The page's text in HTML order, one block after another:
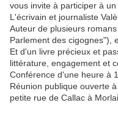
vous invite à participer à
L'écrivain et journaliste
Auteur de plusieurs
Parlement des cigognes"),
Et d'un livre précieux et
littérature, engagement et
Conférence d'une heure à
Réunion publique ouverte
petite rue de Callac à